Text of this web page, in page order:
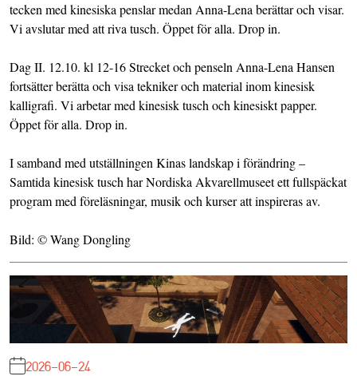
tecken med kinesiska penslar medan Anna-Lena berättar och visar.
Vi avslutar med att riva tusch. Öppet för alla. Drop in.
Dag II. 12.10. kl 12-16 Strecket och penseln Anna-Lena Hansen
fortsätter berätta och visa tekniker och material inom kinesisk
kalligrafi. Vi arbetar med kinesisk tusch och kinesiskt papper.
Öppet för alla. Drop in.
I samband med utställningen Kinas landskap i förändring –
Samtida kinesisk tusch har Nordiska Akvarellmuseet ett fullspäckat
program med föreläsningar, musik och kurser att inspireras av.
Bild: © Wang Dongling
2026-06-24